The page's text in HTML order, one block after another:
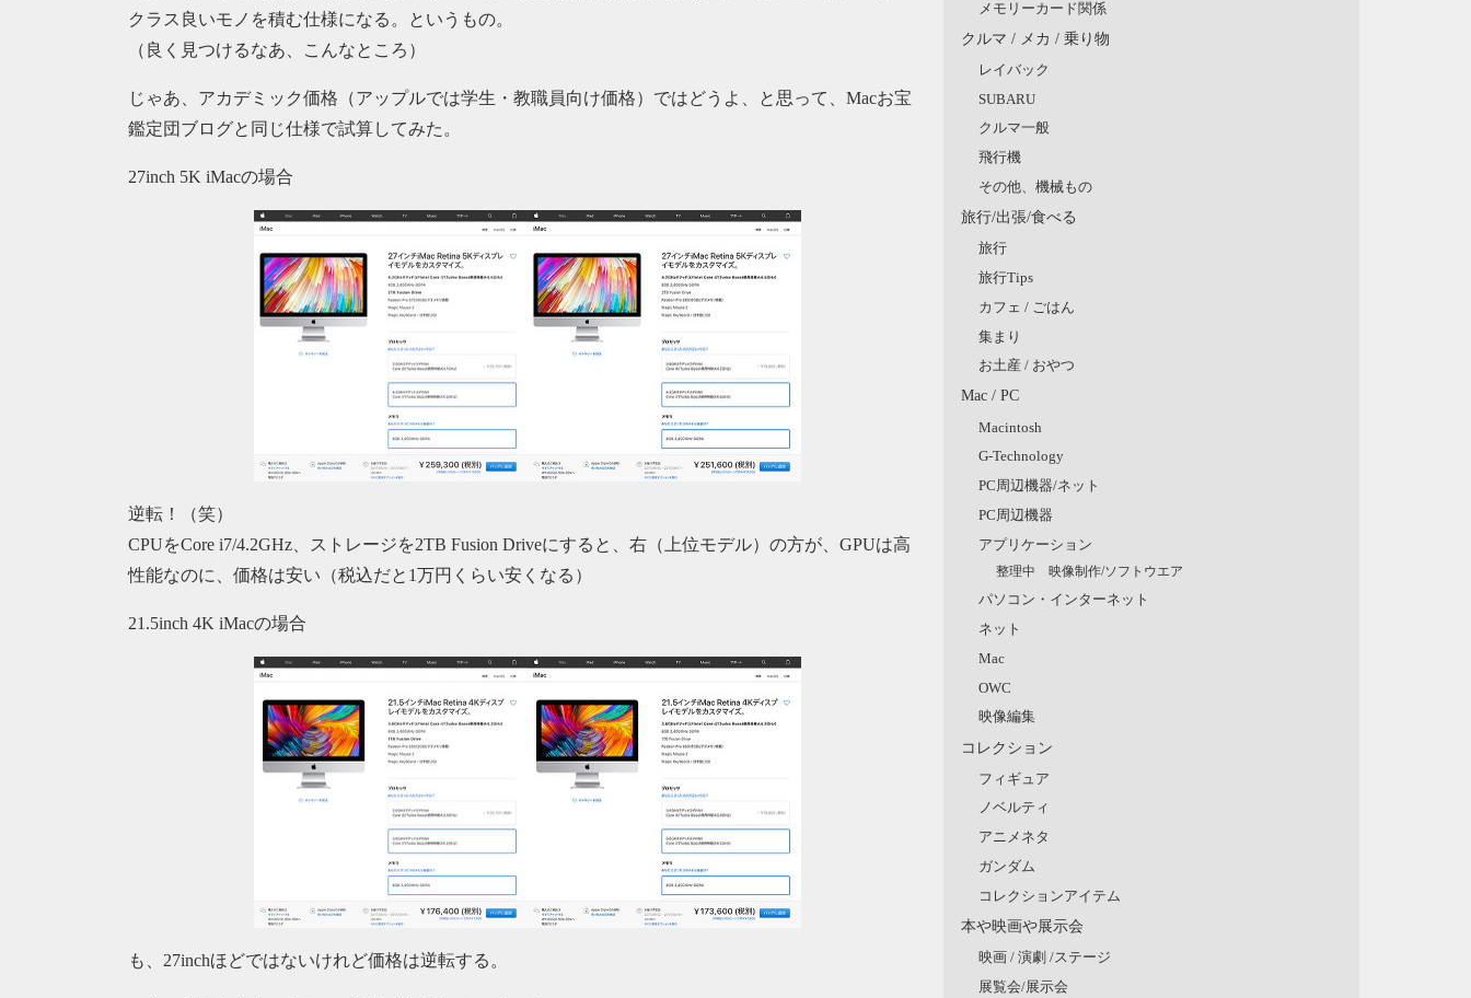
クラス良いモノを積む仕様になる。というもの。
（良く見つけるなあ、こんなところ）
じゃあ、アカデミック価格（アップルでは学生・教職員向け価格）ではどうよ、と思って、Macお宝
鑑定団ブログと同じ仕様で試算してみた。
27inch 5K iMacの場合
逆転！（笑）
CPUをCore i7/4.2GHz、ストレージを2TB Fusion Driveにすると、右（上位モデル）の方が、GPUは高
性能なのに、価格は安い（税込だと1万円くらい安くなる）
21.5inch 4K iMacの場合
も、27inchほどではないけれど価格は逆転する。
メモリーカード関係
クルマ / メカ / 乗り物
レイバック
SUBARU
クルマ一般
飛行機
その他、機械もの
旅行/出張/食べる
旅行
旅行Tips
カフェ / ごはん
集まり
お土産 / おやつ
Mac / PC
Macintosh
G-Technology
PC周辺機器/ネット
PC周辺機器
アプリケーション
整理中 映像制作/ソフトウエア
パソコン・インターネット
ネット
Mac
OWC
映像編集
コレクション
フィギュア
ノベルティ
アニメネタ
ガンダム
コレクションアイテム
本や映画や展示会
映画 / 演劇 /ステージ
展覧会/展示会